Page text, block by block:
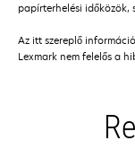
papírterhelési időközök,
Az itt szereplő
Lexmark nem felelős a